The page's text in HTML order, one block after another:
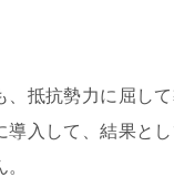
抵抗勢力に屈し
導入して、結果と